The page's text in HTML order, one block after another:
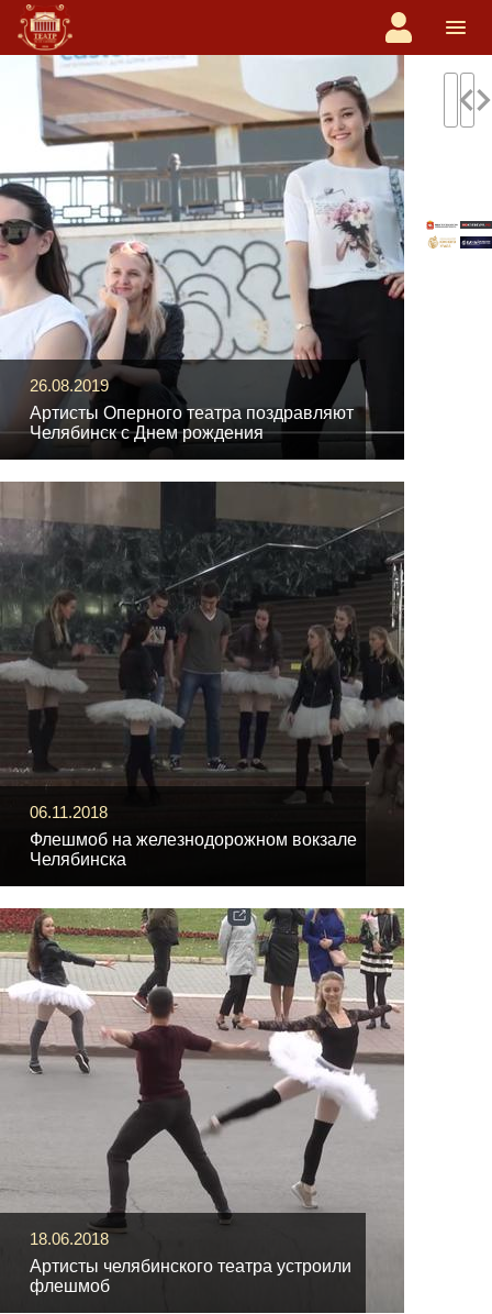
26.08.2019
Артисты Оперного театра поздравляют
Челябинск с Днем рождения
06.11.2018
Флешмоб на железнодорожном вокзале
Челябинска
18.06.2018
Артисты челябинского театра устроили
флешмоб
navigate_before